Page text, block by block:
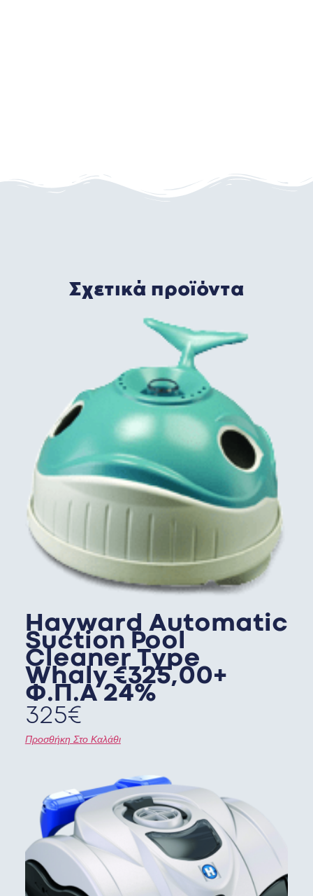
Σχετικά προϊόντα
Hayward Automatic
Suction Pool
Cleaner Type
Whaly €325,00+
Φ.Π.Α 24%
325€
Προσθήκη Στο Καλάθι